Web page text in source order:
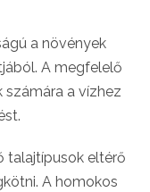
a növények
A megfelelő
a vízhez
talajtípusok eltérő
A homokos